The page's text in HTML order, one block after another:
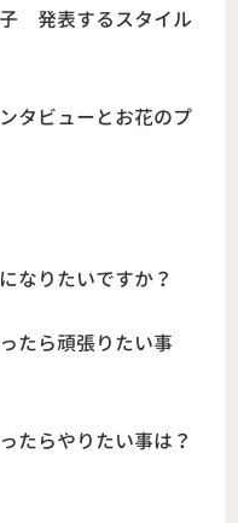
発表するスタイル
タビューとお花のプ
なりたいですか？
たら頑張りたい事
たらやりたい事は？